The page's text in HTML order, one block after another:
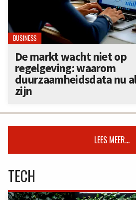
BUSINESS
De markt wacht niet op
regelgeving: waarom
duurzaamheidsdata nu
zijn
LEES MEER...
TECH